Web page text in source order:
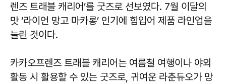
렌즈 트래블 캐리어’를 굿즈로 선보였다. 7월 이달의
맛 ‘라이언 망고 마카롱’ 인기에 힘입어 제품 라인업을
늘린 것이다.
카카오프렌즈 트래블 캐리어는 여름철 여행이나 야외
활동 시 활용할 수 있는 굿즈로, 귀여운 라춘듀오가 망